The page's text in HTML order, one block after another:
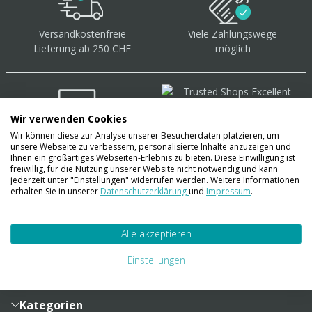
Versandkostenfreie
Lieferung ab 250 CHF
Viele Zahlungswege
möglich
Über 40.000 Artikel auf
Lager
Sendungsverfolgung
Zahlung und Versand
Lieferinformationen
Kategorien
Wir verwenden Cookies
Wir können diese zur Analyse unserer Besucherdaten platzieren, um
unsere Webseite zu verbessern, personalisierte Inhalte anzuzeigen und
Ihnen ein großartiges Webseiten-Erlebnis zu bieten. Diese Einwilligung ist
freiwillig, für die Nutzung unserer Website nicht notwendig und kann
jederzeit unter "Einstellungen" widerrufen werden. Weitere Informationen
erhalten Sie in unserer Datenschutzerklärungund Impressum.
Alle akzeptieren
Einstellungen